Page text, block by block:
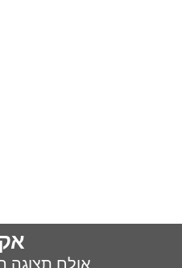
אולם תצוגה